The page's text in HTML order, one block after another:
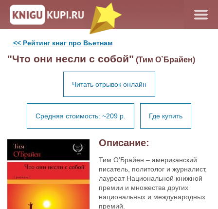
<< Рейтинг книг про Вьетнам
"Что они несли с собой" (Тим О`Брайен)
Читать отрывок онлайн
Средняя стоимость: ~209 р. Где купить
Описание:
Тим О’Брайен – американский
писатель, политолог и журналист,
лауреат Национальной книжной
премии и множества других
национальных и международных
премий.